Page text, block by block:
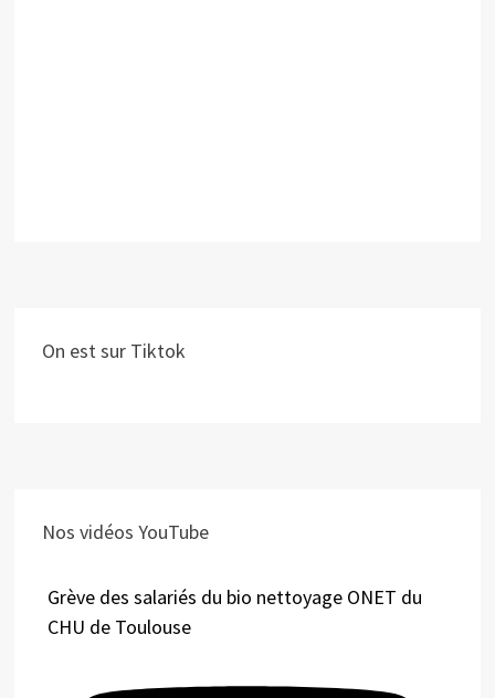
On est sur Tiktok
Nos vidéos YouTube
Grève des salariés du bio nettoyage ONET du
CHU de Toulouse